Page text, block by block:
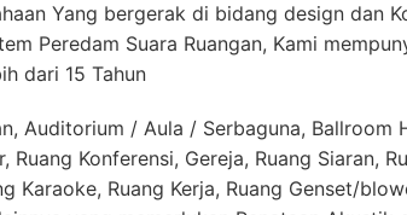
Yang bergerak di bidang design dan
Peredam Suara Ruangan, Kami
dari 15 Tahun
Auditorium / Aula / Serbaguna, Ballroom
Ruang Konferensi, Gereja, Ruang Siaran,
Karaoke, Ruang Kerja, Ruang Genset/